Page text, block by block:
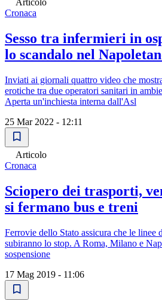
Articolo
Cronaca
Sesso tra infermieri in
lo scandalo nel
Inviati ai giornali quattro video che
erotiche tra due operatori sanitari in
Aperta un'inchiesta interna dall'Asl
25 Mar 2022 - 12:11
Articolo
Cronaca
Sciopero dei trasporti,
si fermano bus e treni
Ferrovie dello Stato assicura che le linee
subiranno lo stop. A Roma, Milano e
sospensione
17 Mag 2019 - 11:06